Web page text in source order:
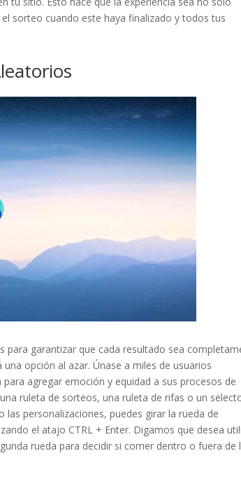
sorteo cuando este haya finalizado y todos tus
garantizar que cada resultado sea
opción al azar. Únase a miles de usuarios
agregar emoción y equidad a sus procesos de
ruleta de sorteos, una ruleta de rifas o un
personalizaciones, puedes girar la rueda de
el atajo CTRL + Enter. Digamos que desea
rueda para decidir si comer dentro o fuera de